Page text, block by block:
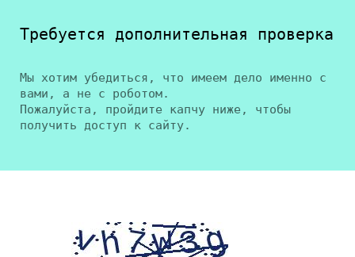
Требуется дополнительная проверка
Мы хотим убедиться, что имеем дело именно с
вами, а не с роботом.
Пожалуйста, пройдите капчу ниже, чтобы
получить доступ к сайту.